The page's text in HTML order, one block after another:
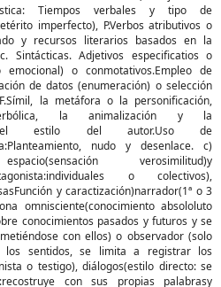
Tiempos verbales y tipo de
imperfecto), P.Verbos atributivos o
y recursos literarios basados en la
Sintácticas. Adjetivos especificatios o
emocional) o conmotativos.Empleo de
de datos (enumeración) o selección
la metáfora o la personificación,
la animalización y la
del estilo del autor.Uso de
nudo y desenlace. c)
verosimilitud)y
o colectivos),
y caractización)narrador(1ª o 3
omnisciente(conocimiento absololuto
conocimientos pasados y futuros y se
con ellos) o observador (solo
sentidos, se limita a registrar los
o testigo), diálogos(estilo directo: se
con sus propias palabrasy